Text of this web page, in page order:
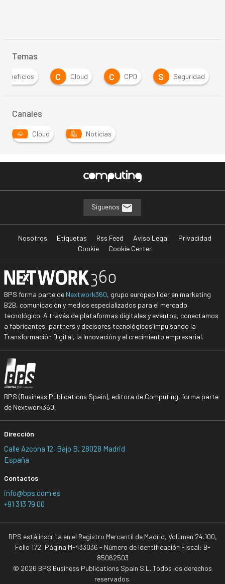
Temas
Beneficios C Cloud C CPD S Seguridad
Canales
Cloud Noticias
Síguenos
Nosotros Etiquetas Rss Feed Aviso Legal
Privacidad
Cookie
Cookie Center
BPS forma parte de Nextwork360, grupo europeo líder en marketing
B2B, comunicación y medios especializados para el mercado
tecnológico. A través de plataformas digitales y eventos, conectamos
a fabricantes, partners y decisores tecnológicos impulsando la
Transformación Digital, la Innovación y el crecimiento empresarial.
BPS (Business Publications Spain), editora de Computing, forma parte
de Nextwork360.
Dirección
Calle Azcona 12, Bajo B, 28028 Madrid
España
Contactos
info@bps.com.es
+91 313 79 00
BPS está inscrita en el Registro Mercantil de Madrid, Volumen 24.100,
Folio 172, Página M-433036 - Número de Identificación Fiscal: B-
85062503
© 2026 BPS Business Publications Spain S.L. Todos los derechos
reservados.